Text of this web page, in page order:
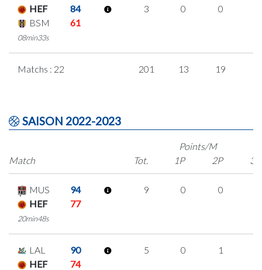
HEF
84
BSM
61
08min33s
3 0 0
Matchs : 22 201 13 19
SAISON 2022-2023
Match
Points/M
Tot.
1P 2P 3P
MUS
94
HEF
77
20min48s
9 0 0
LAL
90
HEF
74
5 0 1